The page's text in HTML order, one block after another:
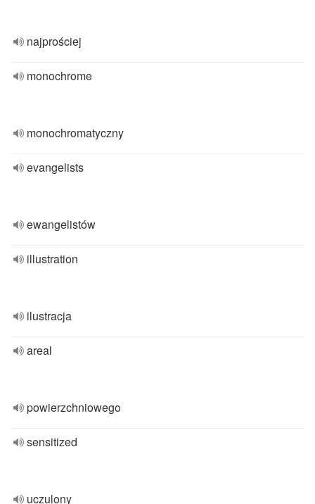
najprościej
monochrome
monochromatyczny
evangelists
ewangelistów
illustration
ilustracja
areal
powierzchniowego
sensitized
uczulony